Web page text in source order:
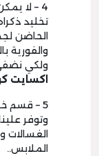
4 – لا
تخليد
الحاضن
والفورية
ولكي
اكسايت
5 – قسم
وتوفر
الغسالات
الملابس..